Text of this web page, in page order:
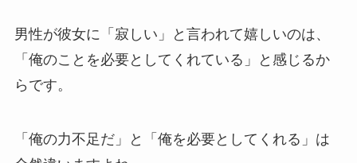
男性が彼女に「寂しい」と言われて嬉しいのは、
「俺のことを必要としてくれている」と感じるか
らです。
「俺の力不足だ」と「俺を必要としてくれる」は